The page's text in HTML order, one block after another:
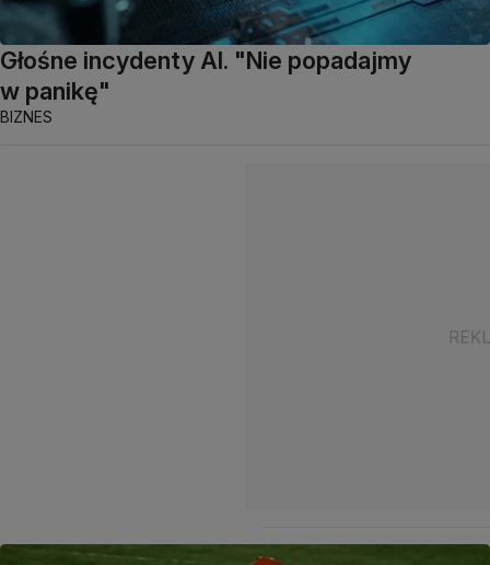
Głośne incydenty AI. "Nie popadajmy
w panikę"
BIZNES